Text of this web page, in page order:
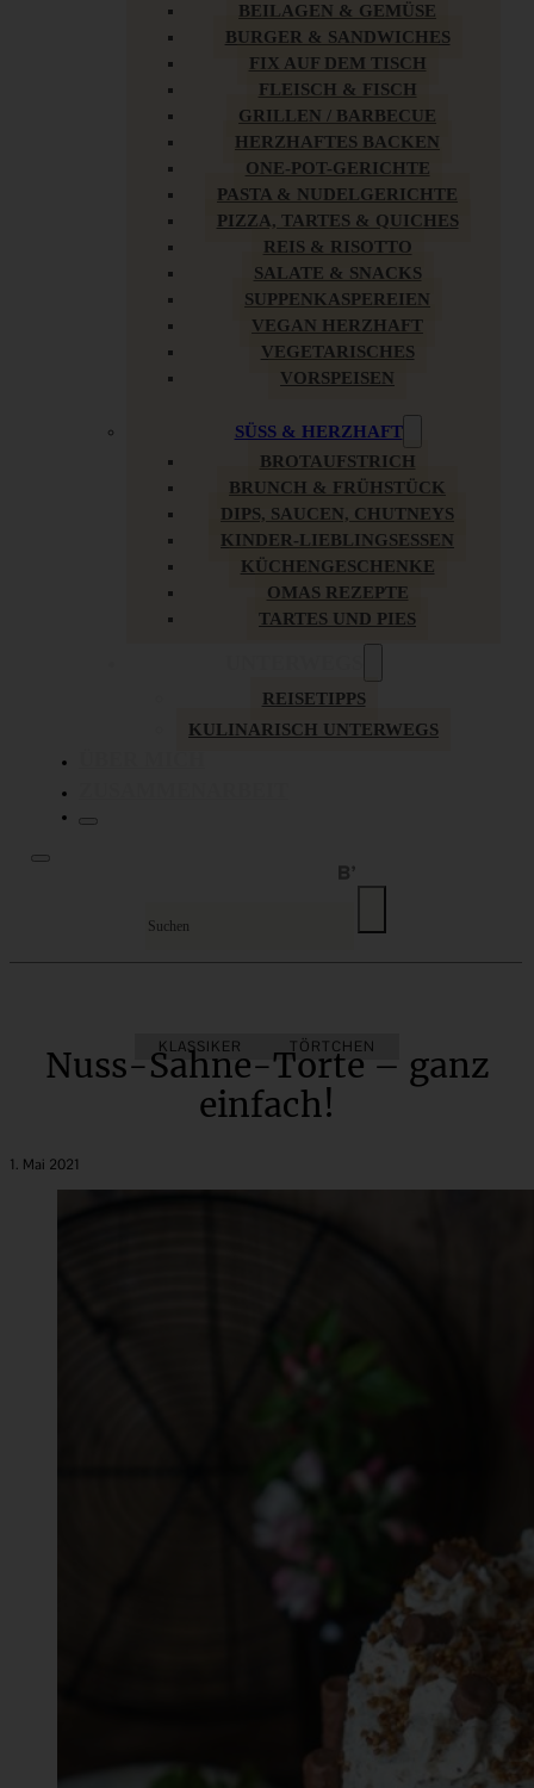
BEILAGEN & GEMÜSE
BURGER & SANDWICHES
FIX AUF DEM TISCH
FLEISCH & FISCH
GRILLEN / BARBECUE
HERZHAFTES BACKEN
ONE-POT-GERICHTE
PASTA & NUDELGERICHTE
PIZZA, TARTES & QUICHES
REIS & RISOTTO
SALATE & SNACKS
SUPPENKASPEREIEN
VEGAN HERZHAFT
VEGETARISCHES
VORSPEISEN
SÜSS & HERZHAFT
BROTAUFSTRICH
BRUNCH & FRÜHSTÜCK
DIPS, SAUCEN, CHUTNEYS
KINDER-LIEBLINGSESSEN
KÜCHENGESCHENKE
OMAS REZEPTE
TARTES UND PIES
REISETIPPS
KULINARISCH UNTERWEGS
KLASSIKER TÖRTCHEN
Nuss-Sahne-Torte – ganz
einfach!
1. Mai 2021